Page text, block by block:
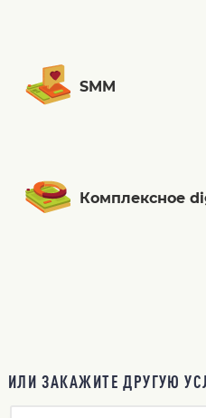
SMM
Комплексное
ИЛИ ЗАКАЖИТЕ ДРУГУЮ